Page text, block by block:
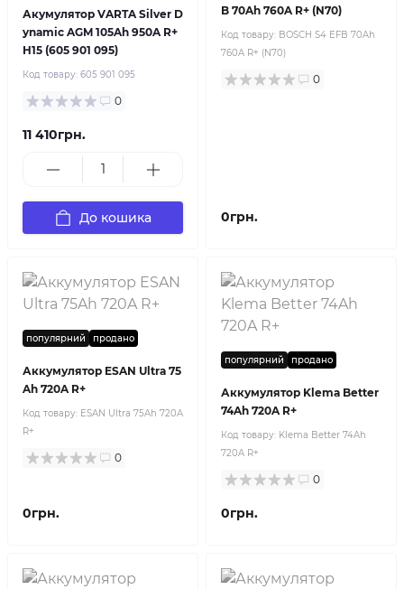
Акумулятор VARTA Silver D
ynamic AGM 105Ah 950A R+
H15 (605 901 095)
Код товару: 605 901 095
0
11 410грн.
До кошика
B 70Ah 760A R+ (N70)
Код товару: BOSCH S4 EFB 70Ah
760A R+ (N70)
0
0грн.
популярний продано
Аккумулятор ESAN Ultra 75
Ah 720A R+
Код товару: ESAN Ultra 75Ah 720A
R+
0
0грн.
популярний продано
Аккумулятор Klema Better
74Ah 720A R+
Код товару: Klema Better 74Ah
720A R+
0
0грн.